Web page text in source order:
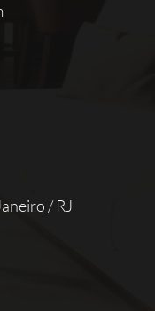
/ RJ